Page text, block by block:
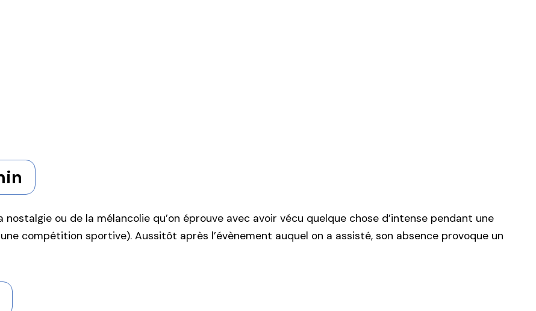
ou de la mélancolie qu’on éprouve avec avoir vécu quelque chose d’intense pendant une
compétition sportive). Aussitôt après l’évènement auquel on a assisté, son absence provoque un